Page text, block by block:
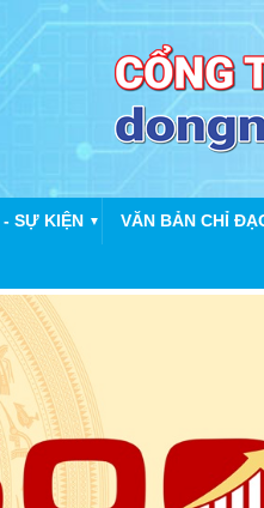
SỰ KIỆN ▼ VĂN BẢN CHỈ